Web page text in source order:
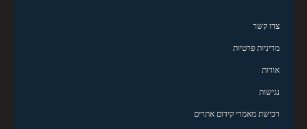
צרו קשר
מדיניות פרטיות
אודות
נגישות
רכישת מאמרי קידום אתרים